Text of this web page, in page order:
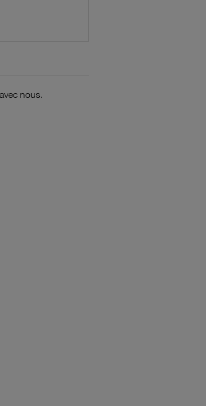
nous.